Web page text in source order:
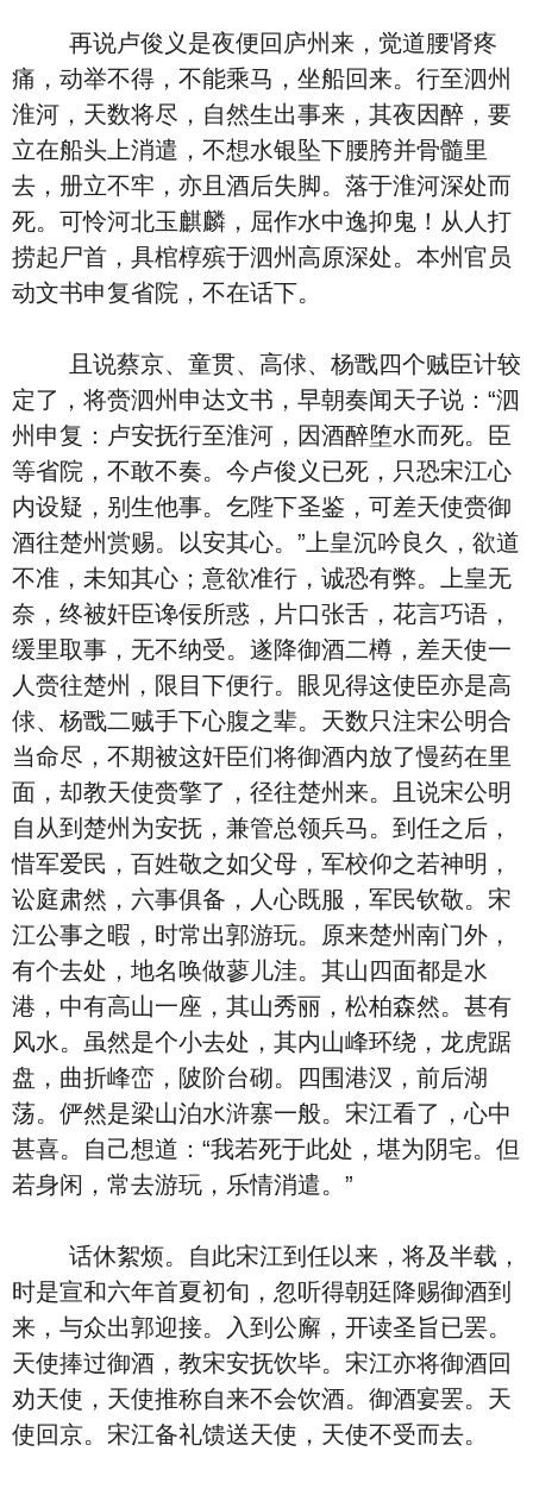
再说卢俊义是夜便回庐州来，觉道腰肾疼
痛，动举不得，不能乘马，坐船回来。行至泗州
淮河，天数将尽，自然生出事来，其夜因醉，要
立在船头上消遣，不想水银坠下腰胯并骨髓里
去，册立不牢，亦且酒后失脚。落于淮河深处而
死。可怜河北玉麒麟，屈作水中逸抑鬼！从人打
捞起尸首，具棺椁殡于泗州高原深处。本州官员
动文书申复省院，不在话下。
且说蔡京、童贯、高俅、杨戬四个贼臣计较
定了，将赍泗州申达文书，早朝奏闻天子说：“泗
州申复：卢安抚行至淮河，因酒醉堕水而死。臣
等省院，不敢不奏。今卢俊义已死，只恐宋江心
内设疑，别生他事。乞陛下圣鉴，可差天使赍御
酒往楚州赏赐。以安其心。”上皇沉吟良久，欲道
不准，未知其心；意欲准行，诚恐有弊。上皇无
奈，终被奸臣谗佞所惑，片口张舌，花言巧语，
缓里取事，无不纳受。遂降御酒二樽，差天使一
人赍往楚州，限目下便行。眼见得这使臣亦是高
俅、杨戬二贼手下心腹之辈。天数只注宋公明合
当命尽，不期被这奸臣们将御酒内放了慢药在里
面，却教天使赍擎了，径往楚州来。且说宋公明
自从到楚州为安抚，兼管总领兵马。到任之后，
惜军爱民，百姓敬之如父母，军校仰之若神明，
讼庭肃然，六事俱备，人心既服，军民钦敬。宋
江公事之暇，时常出郭游玩。原来楚州南门外，
有个去处，地名唤做蓼儿洼。其山四面都是水
港，中有高山一座，其山秀丽，松柏森然。甚有
风水。虽然是个小去处，其内山峰环绕，龙虎踞
盘，曲折峰峦，陂阶台砌。四围港汊，前后湖
荡。俨然是梁山泊水浒寨一般。宋江看了，心中
甚喜。自己想道：“我若死于此处，堪为阴宅。但
若身闲，常去游玩，乐情消遣。”
话休絮烦。自此宋江到任以来，将及半载，
时是宣和六年首夏初旬，忽听得朝廷降赐御酒到
来，与众出郭迎接。入到公廨，开读圣旨已罢。
天使捧过御酒，教宋安抚饮毕。宋江亦将御酒回
劝天使，天使推称自来不会饮酒。御酒宴罢。天
使回京。宋江备礼馈送天使，天使不受而去。